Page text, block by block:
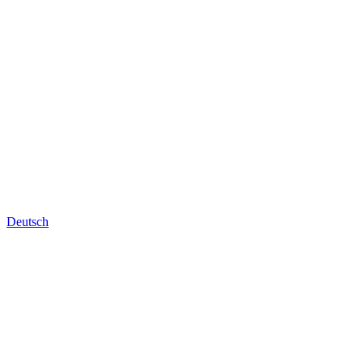
Deutsch